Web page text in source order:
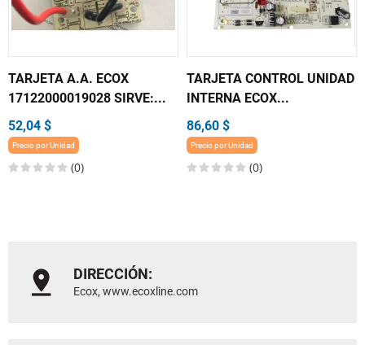
TARJETA A.A. ECOX
17122000019028 SIRVE:...
52,04 $
Precio por Unidad
(0)
TARJETA CONTROL UNIDAD
INTERNA ECOX...
86,60 $
Precio por Unidad
(0)
DIRECCIÓN:
Ecox, www.ecoxline.com